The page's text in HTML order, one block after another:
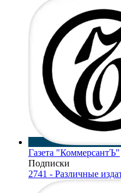
Газета "КоммерсантЪ"
Подписки
2741 - Различные